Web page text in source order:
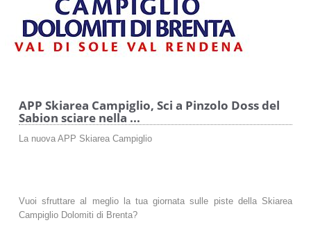
APP Skiarea Campiglio, Sci a Pinzolo Doss del
Sabion sciare nella ...
La nuova APP Skiarea Campiglio
Vuoi sfruttare al meglio la tua giornata sulle piste della Skiarea
Campiglio Dolomiti di Brenta?